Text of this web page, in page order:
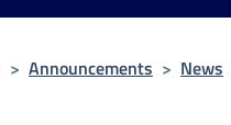
> Announcements > News